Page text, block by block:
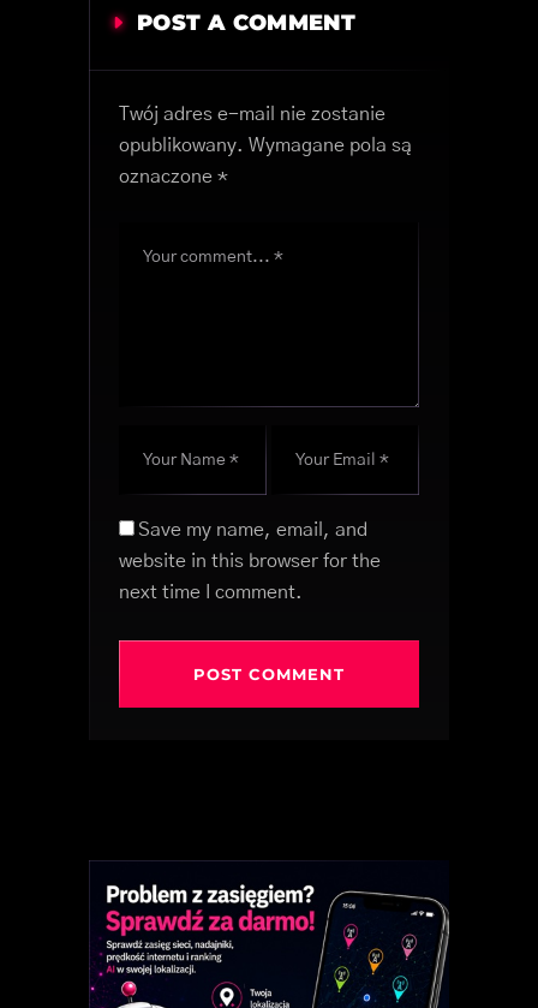
POST A COMMENT
Twój adres e-mail nie zostanie
opublikowany. Wymagane pola są
oznaczone *
Save my name, email, and
website in this browser for the
next time I comment.